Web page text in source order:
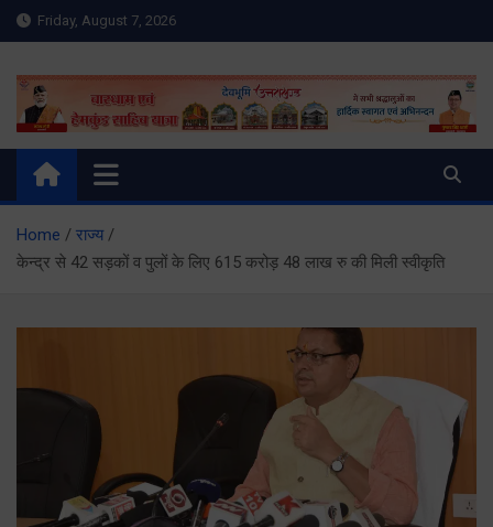
Skip
to
Friday, August 7, 2026
Meru Raibar | Uttarakhand
News | Uttarkashi News
meruraibar.com
Home
राज्य
केन्द्र से 42 सड़कों व पुलों के लिए 615 करोड़ 48 लाख रु की मिली स्वीकृति